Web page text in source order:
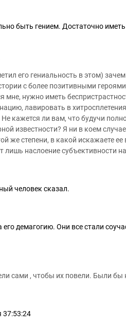
быть гением. Достаточно
его гениальность в этом)
с более позитивными
мне, нужно иметь
лавировать в
кажется ли вам, что будучи
известности? Я ни в коем
же степени, в какой искажаете
лишь наслоение субъективности
человек сказал.
демагогию. Они все стали
сами , чтобы их повели. Были
37:53:24